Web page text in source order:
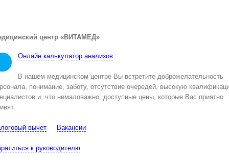
центр «ВИТАМЕД»
Онлайн калькулятор анализов
В нашем медицинском центре Вы встретите доброжелательность
понимание, заботу, отсутствие очередей, высокую
и, что немаловажно, доступные цены, которые Вас приятно
вычет Вакансии
к руководителю